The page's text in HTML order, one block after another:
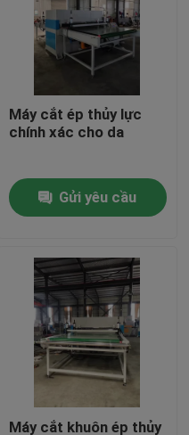
Máy cắt ép thủy lực
chính xác cho da
Gửi yêu cầu
Máy cắt khuôn ép thủy